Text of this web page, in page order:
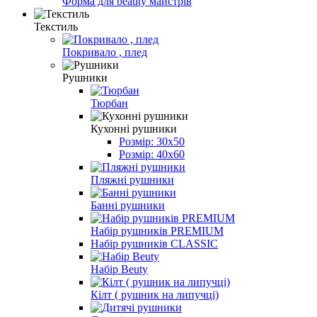
Текстиль
Покривало , плед
Рушники
Тюрбан
Кухонні рушники
Розмір: 30х50
Розмір: 40х60
Пляжні рушники
Банні рушники
Набір рушників PREMIUM
Набір рушників CLASSIC
Набір Beuty
Кілт ( рушник на липучці)